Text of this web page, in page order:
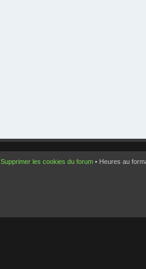
Supprimer les cookies du forum• Heures au